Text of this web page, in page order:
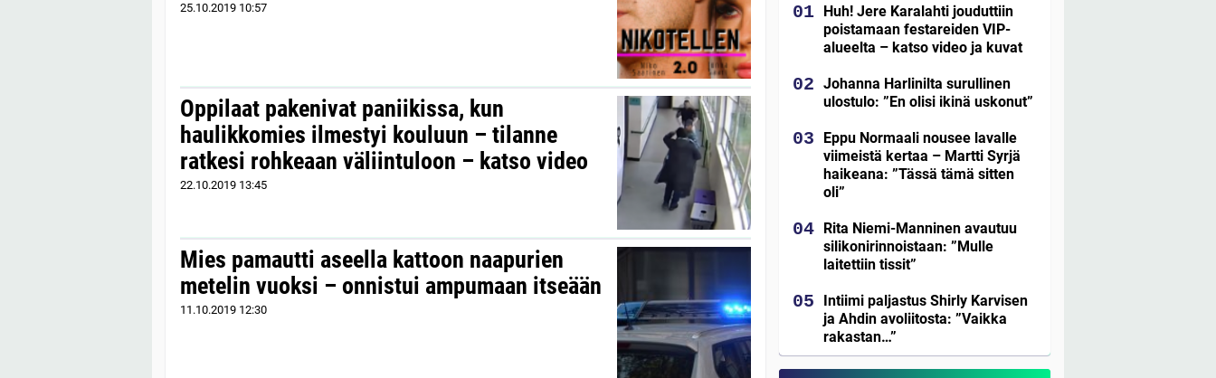
25.10.2019 10:57
Oppilaat pakenivat paniikissa, kun
haulikkomies ilmestyi kouluun – tilanne
ratkesi rohkeaan väliintuloon – katso video
22.10.2019 13:45
Mies pamautti aseella kattoon naapurien
metelin vuoksi – onnistui ampumaan itseään
11.10.2019 12:30
Huh! Jere Karalahti jouduttiin
poistamaan festareiden VIP-
alueelta – katso video ja kuvat
Johanna Harlinilta surullinen
ulostulo: ”En olisi ikinä uskonut”
Eppu Normaali nousee lavalle
viimeistä kertaa – Martti Syrjä
haikeana: ”Tässä tämä sitten
oli”
Rita Niemi-Manninen avautuu
silikonirinnoistaan: ”Mulle
laitettiin tissit”
Intiimi paljastus Shirly Karvisen
ja Ahdin avoliitosta: ”Vaikka
rakastan…”